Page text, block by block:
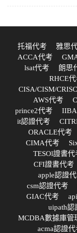
托福代考 雅思
ACCA代考
lsat代考
朗思
RHCE
CISA/CISM/
AWS代考
prince2代考
it認證代考
ORACLE代考
CIMA代考
TESOl證書代
CFI證書代考
apple認證
csm認證代考
GIAC代考
uipath認
MCDBA數據庫管
acma認證代